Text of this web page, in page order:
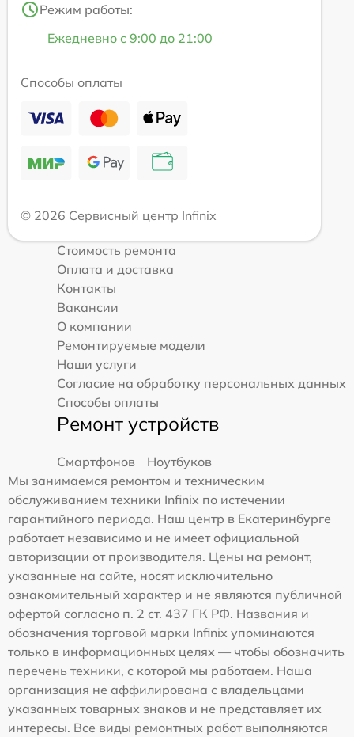
Режим работы:
Ежедневно с 9:00 до 21:00
Способы оплаты
© 2026 Сервисный центр Infinix
Стоимость ремонта
Оплата и доставка
Контакты
Вакансии
О компании
Ремонтируемые модели
Наши услуги
Согласие на обработку персональных данных
Способы оплаты
Ремонт устройств
Смартфонов
Ноутбуков
Мы занимаемся ремонтом и техническим
обслуживанием техники Infinix по истечении
гарантийного периода. Наш центр в Екатеринбурге
работает независимо и не имеет официальной
авторизации от производителя. Цены на ремонт,
указанные на сайте, носят исключительно
ознакомительный характер и не являются публичной
офертой согласно п. 2 ст. 437 ГК РФ. Названия и
обозначения торговой марки Infinix упоминаются
только в информационных целях — чтобы обозначить
перечень техники, с которой мы работаем. Наша
организация не аффилирована с владельцами
указанных товарных знаков и не представляет их
интересы. Все виды ремонтных работ выполняются